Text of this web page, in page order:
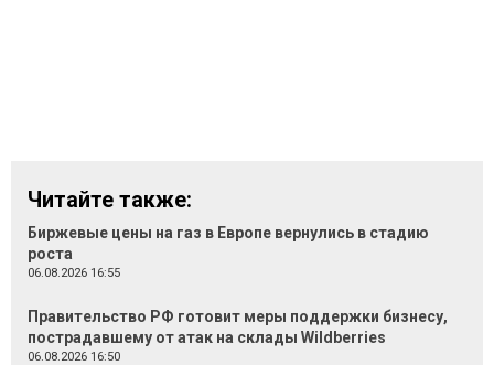
Читайте также:
Биржевые цены на газ в Европе вернулись в стадию
роста
06.08.2026 16:55
Правительство РФ готовит меры поддержки бизнесу,
пострадавшему от атак на склады Wildberries
06.08.2026 16:50